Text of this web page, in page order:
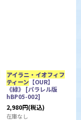
アイラニ・イオフィフ
ティーン 【OUR】
《緑》 [パラレル版
hBP05-002]
2,980円(税込)
在庫なし